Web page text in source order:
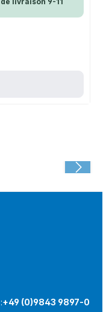
+49 (0)9843 9897-0